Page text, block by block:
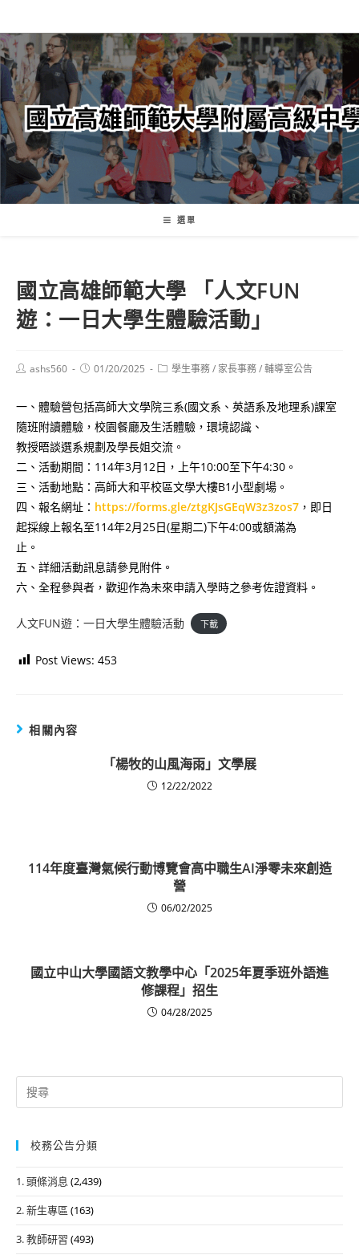
轉
至
主
內
容
選單
國立高雄師範大學 「人文FUN
遊：一日大學生體驗活動」
Postashs560
Post01/20/2025
Post學生事務/ 家長事務/輔導室公告
一、體驗營包括高師大文學院三系(國文系、英語系及地理系)課室
隨班附讀體驗，校園餐廳及生活體驗，環境認識、
教授晤談選系規劃及學長姐交流。
二、活動期間：114年3月12日，上午10:00至下午4:30。
三、活動地點：高師大和平校區文學大樓B1小型劇場。
四、報名網址： https://forms.gle/ztgKJsGEqW3z3zos7 ，即日
起採線上報名至114年2月25日(星期二)下午4:00或額滿為
止。
五、詳細活動訊息請參見附件。
六、全程參與者，歡迎作為未來申請入學時之參考佐證資料。
人文FUN遊：一日大學生體驗活動 下載
Post Views: 453
相關內容
「楊牧的山風海雨」文學展
12/22/2022
114年度臺灣氣候行動博覽會高中職生AI淨零未來創造
營
06/02/2025
國立中山大學國語文教學中心「2025年夏季班外語進
修課程」招生
04/28/2025
Search
for:
校務公告分類
1. 頭條消息 (2,439)
2. 新生專區 (163)
3. 教師研習 (493)